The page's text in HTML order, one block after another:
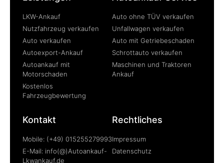
LKW-Ankauf
Nutzfahrzeug verkaufen
Auto verkaufen
Autoexport-Ankauf
Autoankauf mit
Motorschaden
Kostenlos
Fahrzeugbewertung
Auto ohne TÜV verkaufen
Unfallwagen verkaufen
Auto mit Getriebeschaden
Schrottauto verkaufen
Maschinen und Traktoren
Ankauf
Kontakt
Mobile: (+49) 015255279993
E-Mail: info(@)Autoankauf-
Lkwankauf.de
Rechtliches
Impressum
Datenschutz